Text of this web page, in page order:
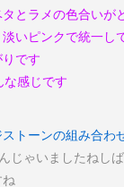
とラメの色合いが
いピンクで統一し
です
な感じです
トーンの組み合わ
じゃいましたね し
ね